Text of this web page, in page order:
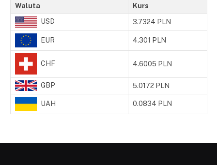
Waluta Kurs
USD 3.7324 PLN
EUR 4.301 PLN
CHF 4.6005 PLN
GBP 5.0172 PLN
UAH 0.0834 PLN